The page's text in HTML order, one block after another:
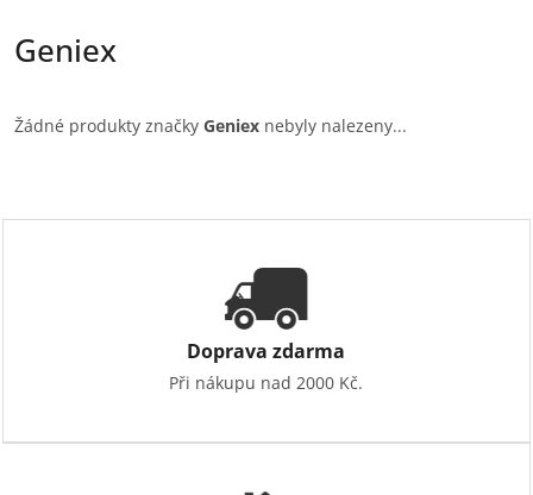
Geniex
Žádné produkty značkyGeniex nebyly nalezeny...
Doprava zdarma
Při nákupu nad 2000 Kč.